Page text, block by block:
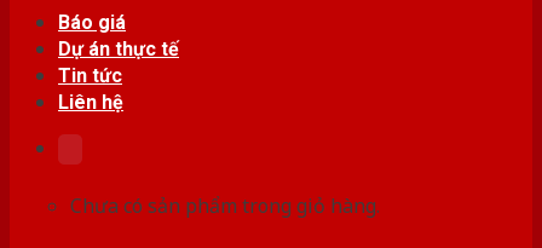
Báo giá
Dự án thực tế
Tin tức
Liên hệ
Chưa có sản phẩm trong giỏ hàng.